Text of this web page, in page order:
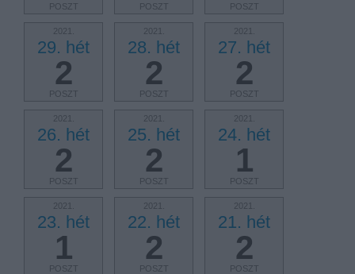
POSZT POSZT POSZT
2021.
29. hét
2
POSZT
2021.
28. hét
2
POSZT
2021.
27. hét
2
POSZT
2021.
26. hét
2
POSZT
2021.
25. hét
2
POSZT
2021.
24. hét
1
POSZT
2021.
23. hét
1
POSZT
2021.
22. hét
2
POSZT
2021.
21. hét
2
POSZT